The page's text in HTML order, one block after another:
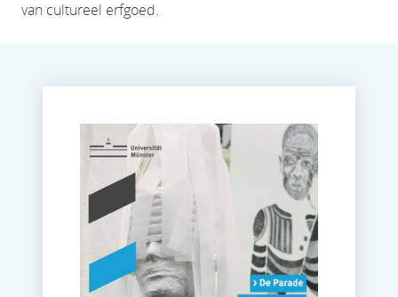
van cultureel erfgoed.